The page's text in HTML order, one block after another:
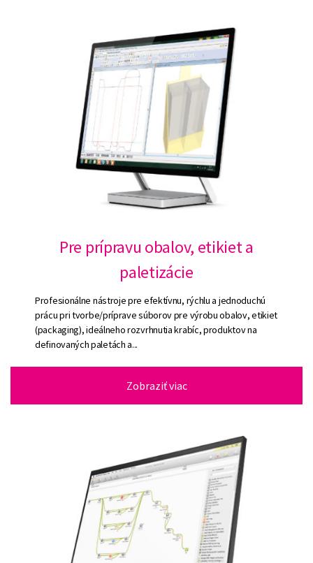
Pre prípravu obalov, etikiet a
paletizácie
Profesionálne nástroje pre efektívnu, rýchlu a jednoduchú
prácu pri tvorbe/príprave súborov pre výrobu obalov, etikiet
(packaging), ideálneho rozvrhnutia krabíc, produktov na
definovaných paletách a...
Zobraziť viac